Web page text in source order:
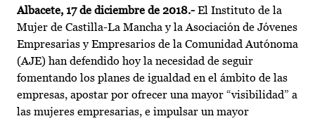
Albacete, 17 de diciembre de 2018.- El Instituto de la
Mujer de Castilla-La Mancha y la Asociación de Jóvenes
Empresarias y Empresarios de la Comunidad Autónoma
(AJE) han defendido hoy la necesidad de seguir
fomentando los planes de igualdad en el ámbito de las
empresas, apostar por ofrecer una mayor “visibilidad” a
las mujeres empresarias, e impulsar un mayor